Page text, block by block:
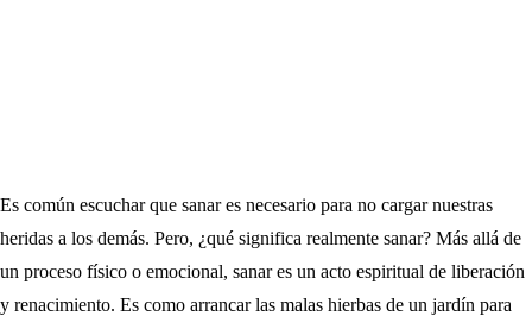
Es común escuchar que sanar es necesario para no cargar nuestras
heridas a los demás. Pero, ¿qué significa realmente sanar? Más allá de
un proceso físico o emocional, sanar es un acto espiritual de liberación
y renacimiento. Es como arrancar las malas hierbas de un jardín para